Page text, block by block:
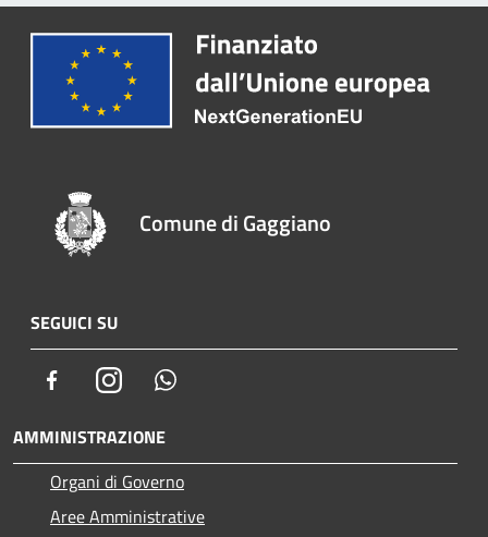
Comune di Gaggiano
SEGUICI SU
FacebookInstagram
AMMINISTRAZIONE
Organi di Governo
Aree Amministrative